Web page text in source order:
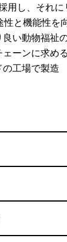
用し、それ
と機能性を
い動物福祉
ーンに求め
工場で製造